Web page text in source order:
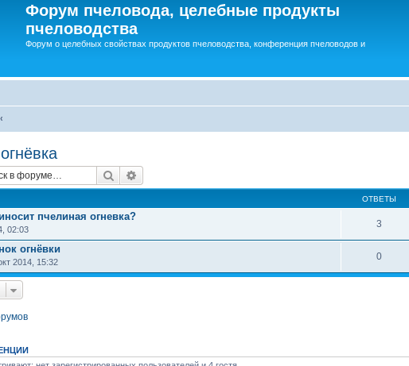
Форум пчеловода, целебные продукты
пчеловодства
Форум о целебных свойствах продуктов пчеловодства, конференция пчеловодов и
Поиск
ОТВЕТЫ
пчелиная огневка?
02:03
3
огнёвки
2014, 15:32
0